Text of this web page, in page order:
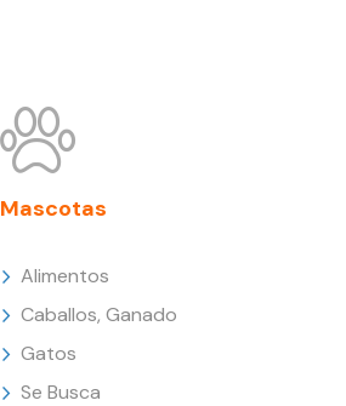
Mascotas
Alimentos
Caballos, Ganado
Gatos
Se Busca